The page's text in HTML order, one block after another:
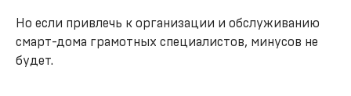
Но если привлечь к организации и обслуживанию
смарт-дома грамотных специалистов, минусов не
будет.